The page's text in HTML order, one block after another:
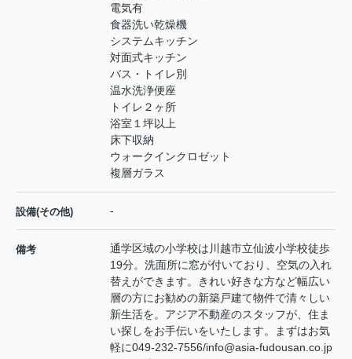
電気有
食器洗い乾燥機
システムキッチン
対面式キッチン
バス・トイレ別
温水洗浄便座
トイレ２ヶ所
浴室１坪以上
床下収納
ウォークインクロゼット
複層ガラス
設備(その他) -
備考
通学区域の小学校は川越市立仙波小学校徒歩
19分。洗面所に窓が付いており、空気の入れ
替えができます。きれい好きな方など幅広い
層の方にお勧めの新築戸建て物件で清々しい
新生活を。アジア不動産のスタッフが、住ま
い探しをお手伝いをいたします。まずはお気
軽に049-232-7556/info@asia-fudousan.co.jp